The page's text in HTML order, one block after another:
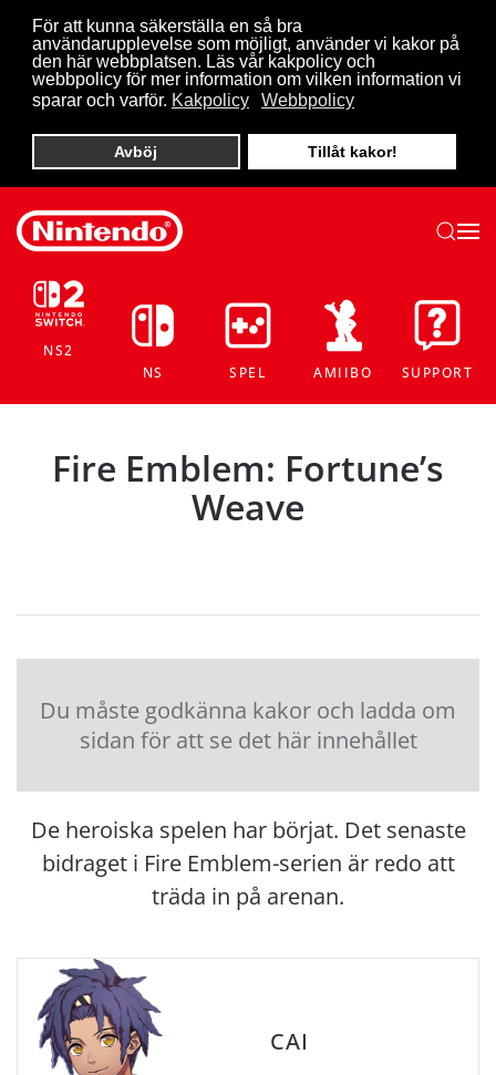
För att kunna säkerställa en så bra
användarupplevelse som möjligt, använder vi kakor på
den här webbplatsen. Läs vår kakpolicy och
webbpolicy för mer information om vilken information vi
sparar och varför. Kakpolicy Webbpolicy
Avböj Tillåt kakor!
Skip to main content
NS2
NS
SPEL AMIIBO SUPPORT
Fire Emblem: Fortune’s
Weave
Du måste godkänna kakor och ladda om
sidan för att se det här innehållet
De heroiska spelen har börjat. Det senaste
bidraget i Fire Emblem-serien är redo att
träda in på arenan.
CAI